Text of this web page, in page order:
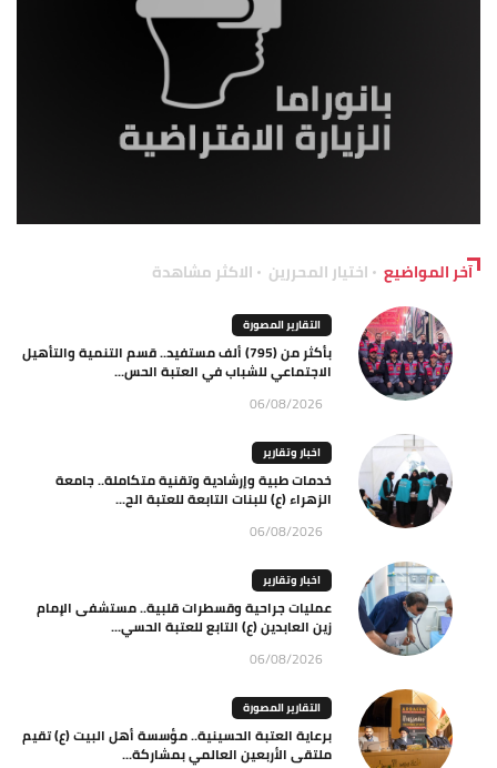
آخر المواضيع اختيار المحررين الاكثر مشاهدة
التقارير المصورة
بأكثر من (795) ألف مستفيد.. قسم التنمية والتأهيل
الاجتماعي للشباب في العتبة الحس...
06/08/2026
اخبار وتقارير
خدمات طبية وإرشادية وتقنية متكاملة.. جامعة
الزهراء (ع) للبنات التابعة للعتبة الح...
06/08/2026
اخبار وتقارير
عمليات جراحية وقسطرات قلبية.. مستشفى الإمام
زين العابدين (ع) التابع للعتبة الحسي...
06/08/2026
التقارير المصورة
برعاية العتبة الحسينية.. مؤسسة أهل البيت (ع) تقيم
ملتقى الأربعين العالمي بمشاركة...